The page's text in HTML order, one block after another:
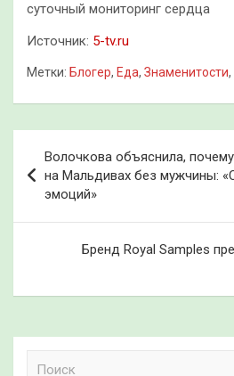
суточный мониторинг сердца
Источник: 5-tv.ru
Метки: Блогер, Еда, Знаменитости,
по
записям
Волочкова объяснила,
на Мальдивах без мужчины:
эмоций»
Бренд Royal Samples